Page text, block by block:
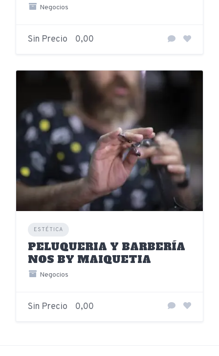
Negocios
Sin Precio 0,00
ESTÉTICA
PELUQUERIA Y BARBERÍA
NOS BY MAIQUETIA
Negocios
Sin Precio 0,00